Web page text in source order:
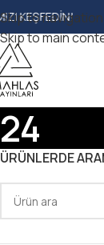
Skip to navigation
Skip to main
YENI
24
ÜRÜNLERDE